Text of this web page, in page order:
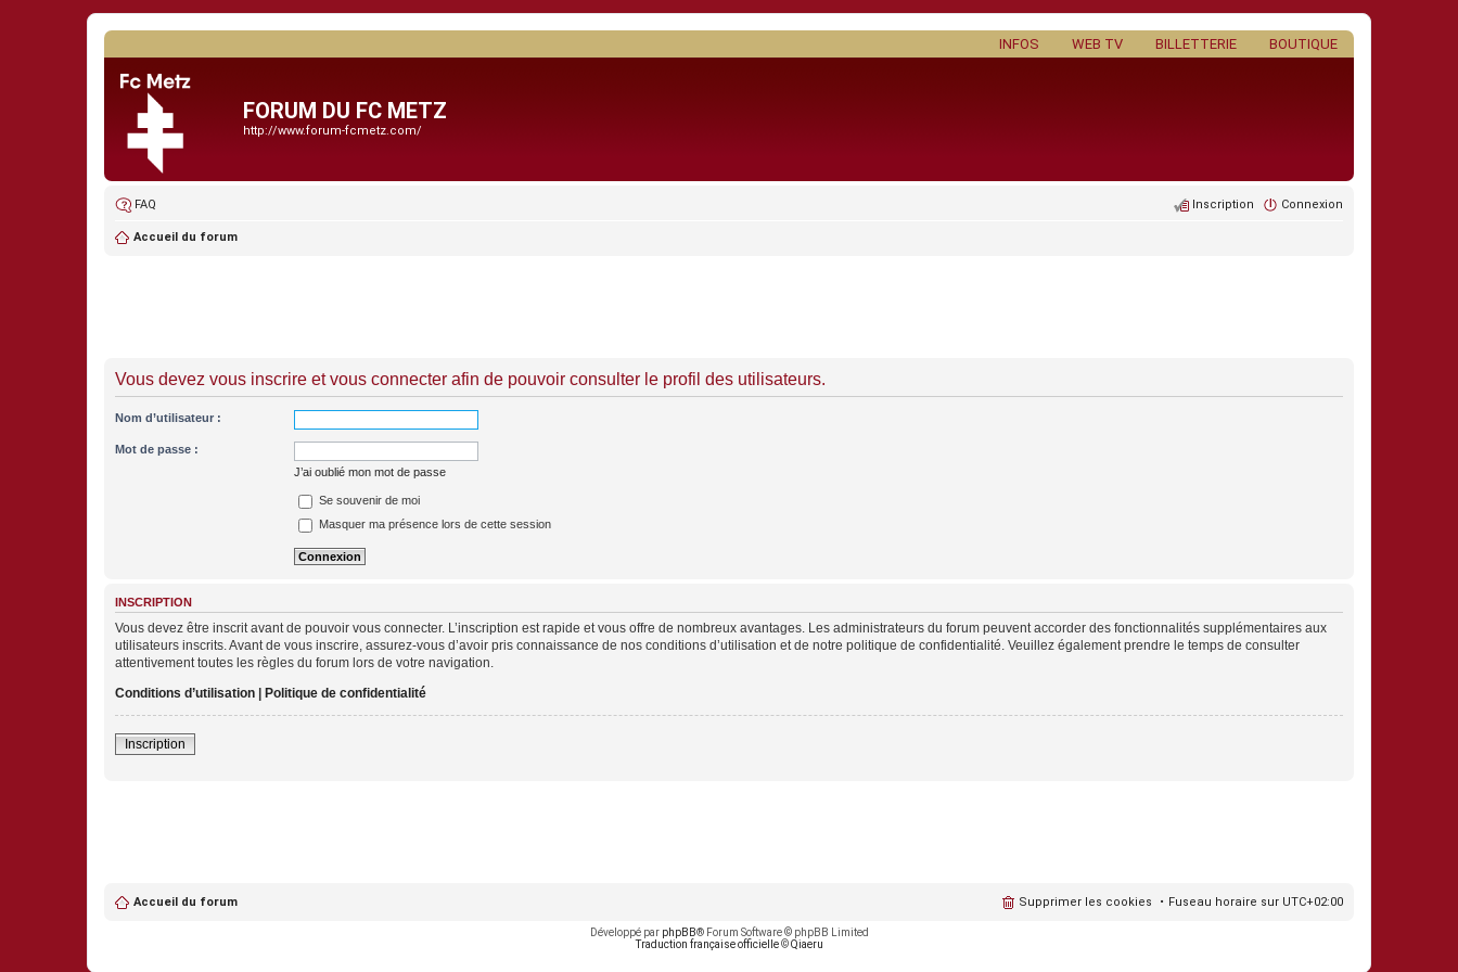
BOUTIQUE
BILLETTERIE
WEB TV
INFOS
FORUM DU FC METZ
http://www.forum-fcmetz.com/
FAQ Connexion
Inscription
Accueil du forum
Vous devez vous inscrire et vous connecter afin de pouvoir consulter le profil des utilisateurs.
Nom d’utilisateur :
Mot de passe :
J’ai oublié mon mot de passe
Se souvenir de moi
Masquer ma présence lors de cette session
INSCRIPTION
Vous devez être inscrit avant de pouvoir vous connecter. L’inscription est rapide et vous offre de nombreux avantages. Les administrateurs du forum peuvent accorder des fonctionnalités supplémentaires aux
utilisateurs inscrits. Avant de vous inscrire, assurez-vous d’avoir pris connaissance de nos conditions d’utilisation et de notre politique de confidentialité. Veuillez également prendre le temps de consulter
attentivement toutes les règles du forum lors de votre navigation.
Conditions d’utilisation | Politique de confidentialité
Inscription
Accueil du forum Fuseau horaire sur UTC+02:00
Supprimer les cookies
Développé par phpBB® Forum Software © phpBB Limited
Traduction française officielle©Qiaeru